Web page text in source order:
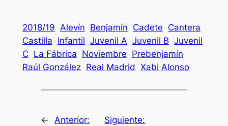
2018/19 Alevín Benjamín Cadete Cantera
Castilla Infantil Juvenil A Juvenil B Juvenil
C La Fábrica Noviembre Prebenjamín
Raúl González Real Madrid Xabi Alonso
←
Anterior:
Siguiente: